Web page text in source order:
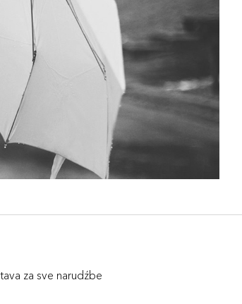
za sve narudźbe